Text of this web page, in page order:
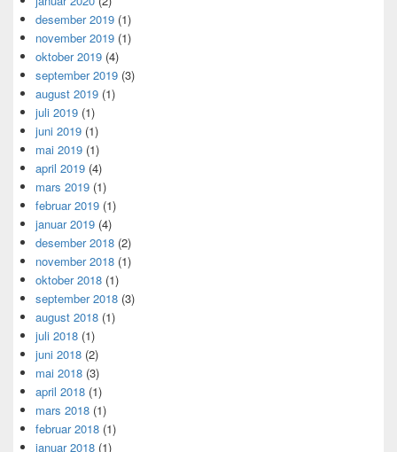
desember 2019 (1)
november 2019 (1)
oktober 2019 (4)
september 2019 (3)
august 2019 (1)
juli 2019 (1)
juni 2019 (1)
mai 2019 (1)
april 2019 (4)
mars 2019 (1)
februar 2019 (1)
januar 2019 (4)
desember 2018 (2)
november 2018 (1)
oktober 2018 (1)
september 2018 (3)
august 2018 (1)
juli 2018 (1)
juni 2018 (2)
mai 2018 (3)
april 2018 (1)
mars 2018 (1)
februar 2018 (1)
januar 2018 (1)